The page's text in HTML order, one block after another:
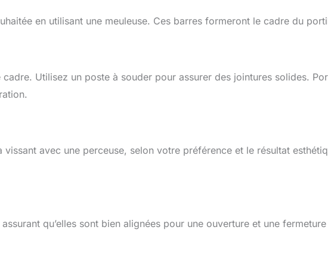
en utilisant une meuleuse. Ces barres formeront le cadre du
Utilisez un poste à souder pour assurer des jointures solides.
avec une perceuse, selon votre préférence et le résultat
qu’elles sont bien alignées pour une ouverture et une fermeture